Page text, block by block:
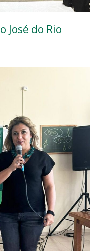
José do Rio